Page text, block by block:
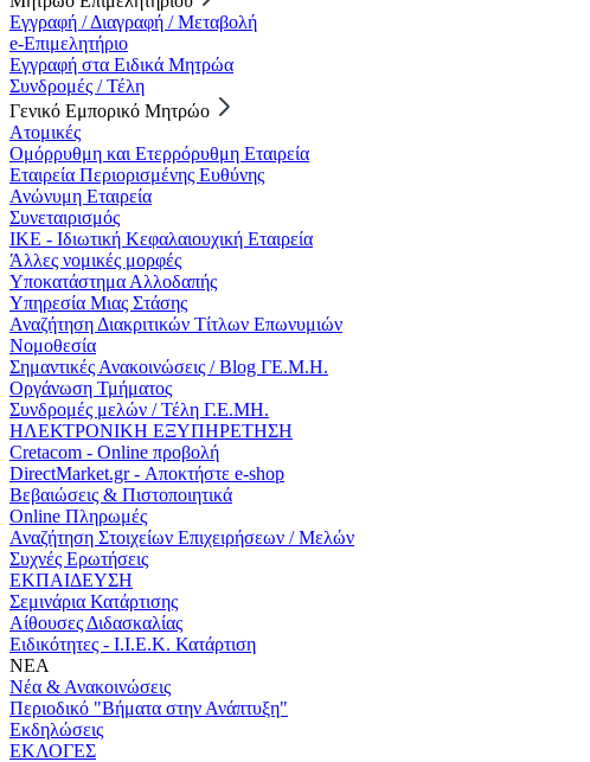
Εγγραφή / Διαγραφή / Μεταβολή
e-Επιμελητήριο
Εγγραφή στα Ειδικά Μητρώα
Συνδρομές / Τέλη
Γενικό Εμπορικό Μητρώο
Ατομικές
Ομόρρυθμη και Ετερρόρυθμη Εταιρεία
Εταιρεία Περιορισμένης Ευθύνης
Ανώνυμη Εταιρεία
Συνεταιρισμός
ΙΚΕ - Ιδιωτική Κεφαλαιουχική Εταιρεία
Άλλες νομικές μορφές
Υποκατάστημα Αλλοδαπής
Υπηρεσία Μιας Στάσης
Αναζήτηση Διακριτικών Τίτλων Επωνυμιών
Νομοθεσία
Σημαντικές Ανακοινώσεις / Blog ΓΕ.Μ.Η.
Οργάνωση Τμήματος
Συνδρομές μελών / Τέλη Γ.Ε.ΜΗ.
ΗΛΕΚΤΡΟΝΙΚΗ ΕΞΥΠΗΡΕΤΗΣΗ
Cretacom - Online προβολή
DirectMarket.gr - Αποκτήστε e-shop
Βεβαιώσεις & Πιστοποιητικά
Online Πληρωμές
Αναζήτηση Στοιχείων Επιχειρήσεων / Μελών
Συχνές Ερωτήσεις
ΕΚΠΑΙΔΕΥΣΗ
Σεμινάρια Κατάρτισης
Αίθουσες Διδασκαλίας
Ειδικότητες - Ι.Ι.Ε.Κ. Κατάρτιση
ΝΕΑ
Νέα & Ανακοινώσεις
Περιοδικό "Βήματα στην Ανάπτυξη"
Εκδηλώσεις
ΕΚΛΟΓΕΣ